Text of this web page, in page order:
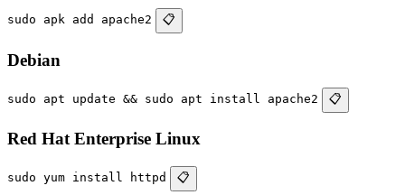
sudo apk add apache2 📋
Debian
sudo apt update && sudo apt install apache2 📋
Red Hat Enterprise Linux
sudo yum install httpd 📋